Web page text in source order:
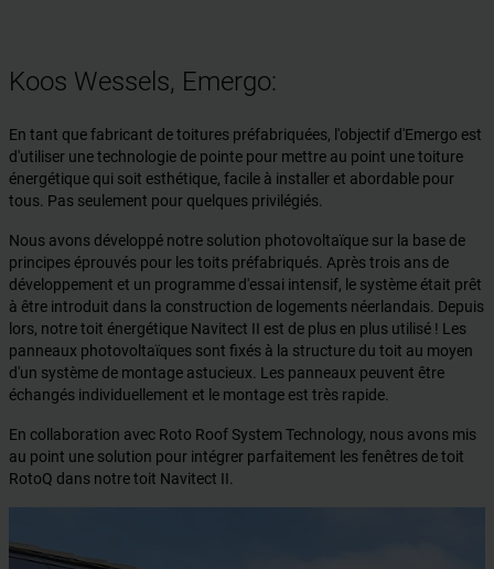
Koos Wessels, Emergo:
En tant que fabricant de toitures préfabriquées, l'objectif d'Emergo est
d'utiliser une technologie de pointe pour mettre au point une toiture
énergétique qui soit esthétique, facile à installer et abordable pour
tous. Pas seulement pour quelques privilégiés.
Nous avons développé notre solution photovoltaïque sur la base de
principes éprouvés pour les toits préfabriqués. Après trois ans de
développement et un programme d'essai intensif, le système était prêt
à être introduit dans la construction de logements néerlandais. Depuis
lors, notre toit énergétique Navitect II est de plus en plus utilisé ! Les
panneaux photovoltaïques sont fixés à la structure du toit au moyen
d'un système de montage astucieux. Les panneaux peuvent être
échangés individuellement et le montage est très rapide.
En collaboration avec Roto Roof System Technology, nous avons mis
au point une solution pour intégrer parfaitement les fenêtres de toit
RotoQ dans notre toit Navitect II.